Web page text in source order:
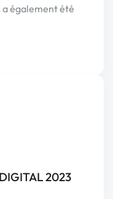
a également été
2023